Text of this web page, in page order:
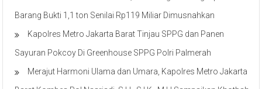
Barang Bukti 1,1 ton Senilai Rp119 Miliar Dimusnahkan
Kapolres Metro Jakarta Barat Tinjau SPPG dan Panen
Sayuran Pokcoy Di Greenhouse SPPG Polri Palmerah
Merajut Harmoni Ulama dan Umara, Kapolres Metro Jakarta